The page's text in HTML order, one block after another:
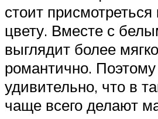
стоит
цвету. Вместе с
выглядит более
романтично.
удивительно, что в
чаще всего делают